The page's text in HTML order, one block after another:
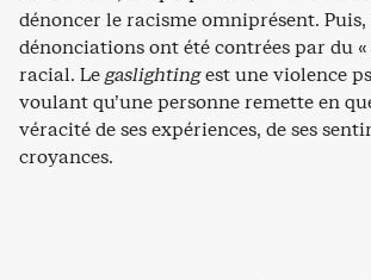
dénoncer le racisme omniprésent.
dénonciations ont été contrées par du «
racial. Legaslightingest une violence
voulant qu’une personne remette en
véracité de ses expériences, de ses
croyances.